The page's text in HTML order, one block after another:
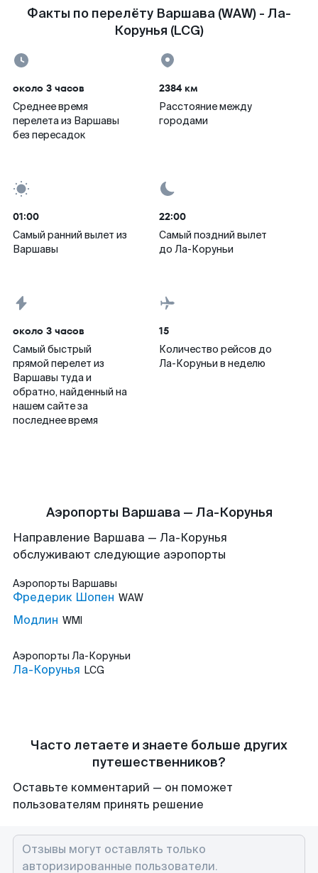
Факты по перелёту Варшава (WAW) - Ла-
Корунья (LCG)
около 3 часов
Среднее время
перелета из Варшавы
без пересадок
2384 км
Расстояние между
городами
01:00
Самый ранний вылет из
Варшавы
22:00
Самый поздний вылет
до Ла-Коруньи
около 3 часов
Самый быстрый
прямой перелет из
Варшавы туда и
обратно, найденный на
нашем сайте за
последнее время
15
Количество рейсов до
Ла-Коруньи в неделю
Аэропорты Варшава — Ла-Корунья
Направление Варшава — Ла-Корунья
обслуживают следующие аэропорты
Аэропорты Варшавы
Фредерик Шопен WAW
Модлин WMI
Аэропорты Ла-Коруньи
Ла-Корунья LCG
Часто летаете и знаете больше других
путешественников?
Оставьте комментарий — он поможет
пользователям принять решение